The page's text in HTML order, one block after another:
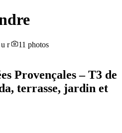
11 photos
Provençales – T3 de
terrasse, jardin et